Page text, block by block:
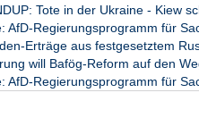
Tote in der Ukraine - Kiew
AfD-Regierungsprogramm für
Erträge aus festgesetztem
will Bafög-Reform auf den
AfD-Regierungsprogramm für